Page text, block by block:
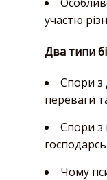
участю
Два типи
Спори з
переваги
Спори з
Чому